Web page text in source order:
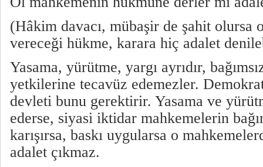
(Hâkim davacı, mübaşir de şahit olursa
vereceği hükme, karara hiç adalet
Yasama, yürütme, yargı ayrıdır,
yetkilerine tecavüz edemezler.
devleti bunu gerektirir. Yasama ve
ederse, siyasi iktidar mahkemelerin
karışırsa, baskı uygularsa o
adalet çıkmaz.